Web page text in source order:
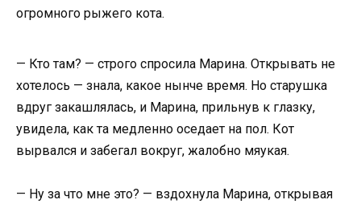
огромного рыжего кота.
— Кто там? — строго спросила Марина. Открывать не
хотелось — знала, какое нынче время. Но старушка
вдруг закашлялась, и Марина, прильнув к глазку,
увидела, как та медленно оседает на пол. Кот
вырвался и забегал вокруг, жалобно мяукая.
— Ну за что мне это? — вздохнула Марина, открывая